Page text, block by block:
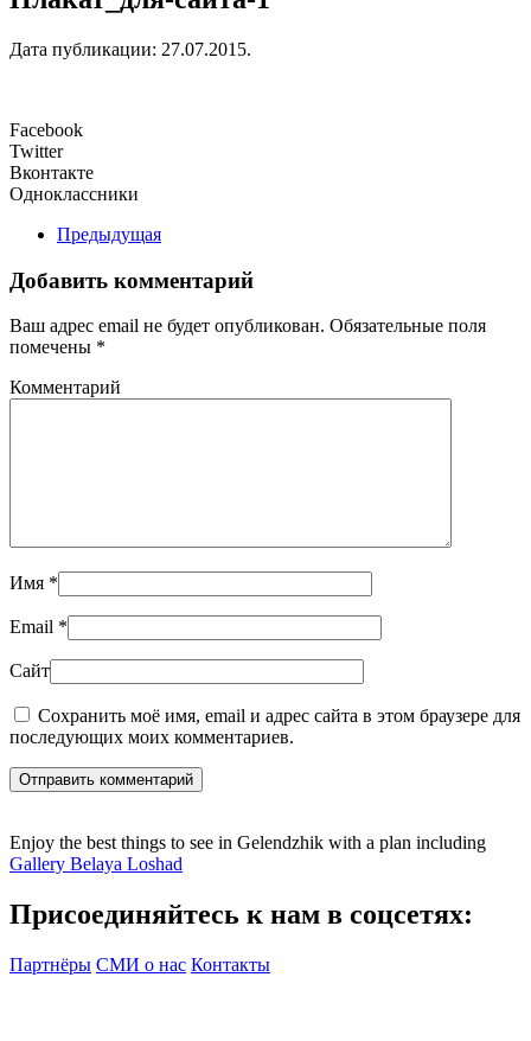
Дата публикации: 27.07.2015.
Facebook
Twitter
Вконтакте
Одноклассники
Предыдущая
Добавить комментарий
Ваш адрес email не будет опубликован. Обязательные поля
помечены *
Комментарий
Имя *
Email *
Сайт
Сохранить моё имя, email и адрес сайта в этом браузере для
последующих моих комментариев.
Отправить комментарий
Enjoy the best things to see in Gelendzhik with a plan including
Gallery Belaya Loshad
Присоединяйтесь к нам в соцсетях:
Партнёры СМИ о нас Контакты